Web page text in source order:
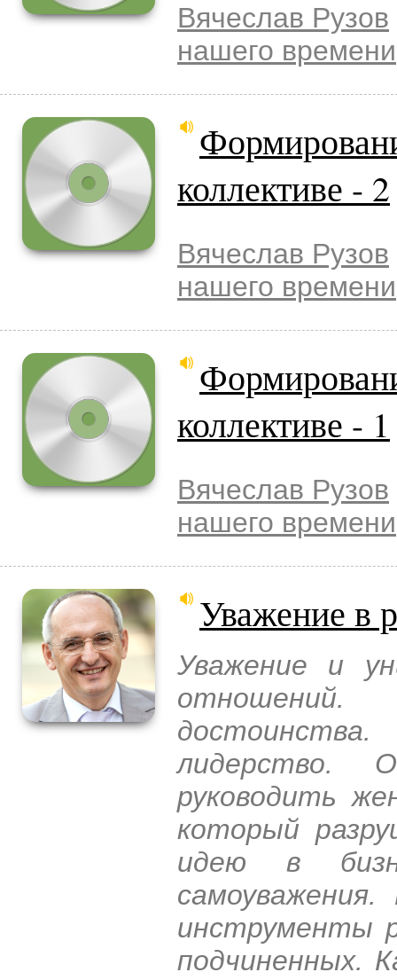
Вячеслав Рузов
нашего времени
коллективе - 2
Вячеслав Рузов
нашего времени
коллективе - 1
Вячеслав Рузов
нашего времени
Уважение в
Уважение и
лидерство.
руководить
который
идею в
инструменты
подчиненных.